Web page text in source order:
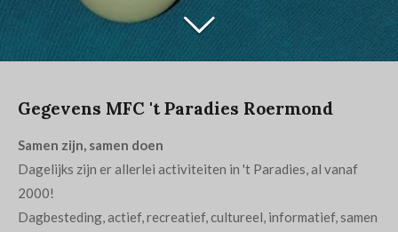
Gegevens MFC 't Paradies Roermond
Samen zijn, samen doen
Dagelijks zijn er allerlei activiteiten in 't Paradies, al vanaf
2000!
Dagbesteding, actief, recreatief, cultureel, informatief, samen